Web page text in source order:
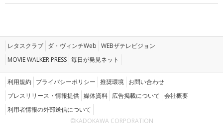
レタスクラブ ダ・ヴィンチWeb WEBザテレビジョン
MOVIE WALKER PRESS 毎日が発見ネット
利用規約 プライバシーポリシー 推奨環境 お問い合わせ
プレスリリース・情報提供 媒体資料 広告掲載について 会社概要
利用者情報の外部送信について
©KADOKAWA CORPORATION